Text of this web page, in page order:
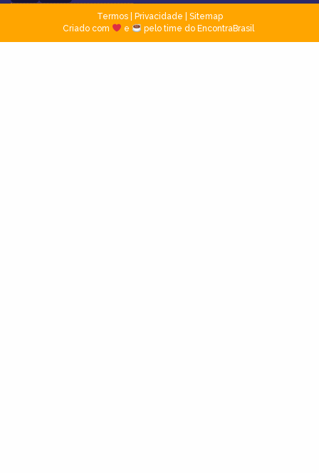
Termos| Privacidade
Sitemap
Criado com
e pelo time do EncontraBrasil